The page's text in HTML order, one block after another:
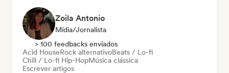
Zoila Antonio
Mídia/Jornalista
> 100 feedbacks enviados
Acid HouseRock alternativoBeats / Lo-fi
Chill / Lo-fi Hip-HopMúsica clássica
Escrever artigos